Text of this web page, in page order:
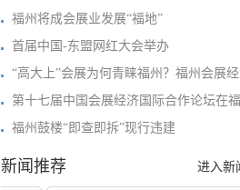
福州将成会展业发展“福地”
首届中国-东盟网红大会举办
“高大上”会展为何青睐福州？福州会展
第十七届中国会展经济国际合作论坛在
福州鼓楼“即查即拆”现行违建
进入新
新闻推荐